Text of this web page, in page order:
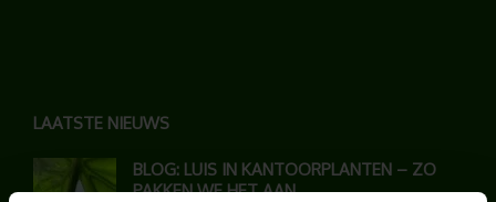
LAATSTE NIEUWS
BLOG: LUIS IN KANTOORPLANTEN – ZO
PAKKEN WE HET AAN